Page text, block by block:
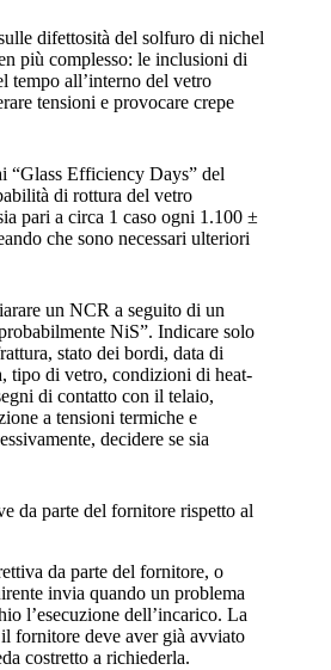
difettosità del solfuro di nichel
più complesso: le inclusioni di
tempo all’interno del vetro
tensioni e provocare crepe
“Glass Efficiency Days” del
di rottura del vetro
pari a circa 1 caso ogni 1.100 ±
che sono necessari ulteriori
un NCR a seguito di un
NiS”. Indicare solo
stato dei bordi, data di
tipo di vetro, condizioni di heat-
di contatto con il telaio,
a tensioni termiche e
decidere se sia
da parte del fornitore rispetto al
da parte del fornitore, o
invia quando un problema
l’esecuzione dell’incarico. La
fornitore deve aver già avviato
costretto a richiederla.